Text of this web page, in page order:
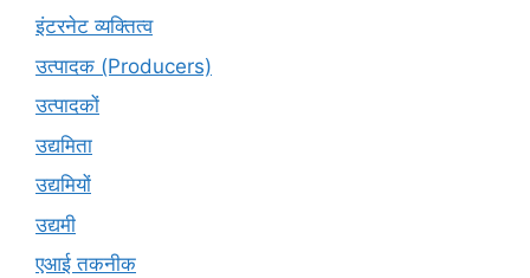
इंटरनेट व्यक्तित्व
उत्पादक (Producers)
उत्पादकों
उद्यमिता
उद्यमियों
उद्यमी
एआई तकनीक